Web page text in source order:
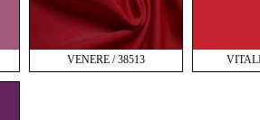
VENERE / 38513